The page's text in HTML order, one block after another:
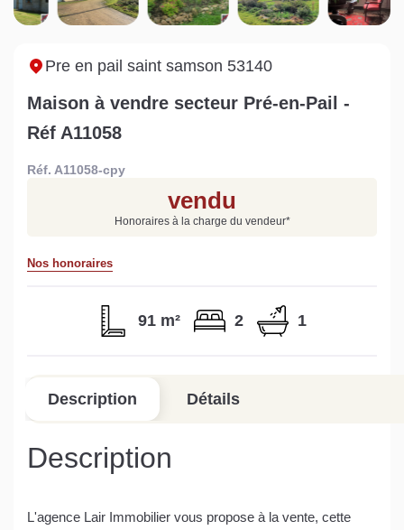
Sarthe pour booster sa
vente
quelles sont les
conséquences ?
Estimez votre bien en ligne.
en quelques clics.
Pre en pail saint samson 53140
Maison à vendre secteur Pré-en-Pail -
Réf A11058
Réf. A11058-cpy
vendu
Honoraires à la charge du vendeur*
Nos honoraires
91 m² 2 1
Description Détails
Description
L'agence Lair Immobilier vous propose à la vente, cette